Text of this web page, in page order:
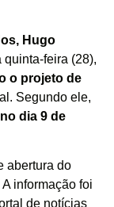
Hugo
feira (28),
o projeto de
Segundo ele,
dia 9 de
abertura do
informação foi
de notícias